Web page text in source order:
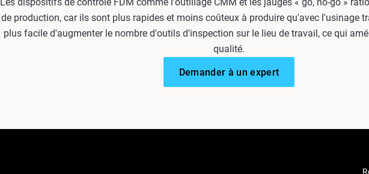
de production, car ils sont plus rapides et moins coûteux à produire qu'avec l'usinage
plus facile d'augmenter le nombre d'outils d'inspection sur le lieu de travail, ce qui
qualité.
Demander à un expert